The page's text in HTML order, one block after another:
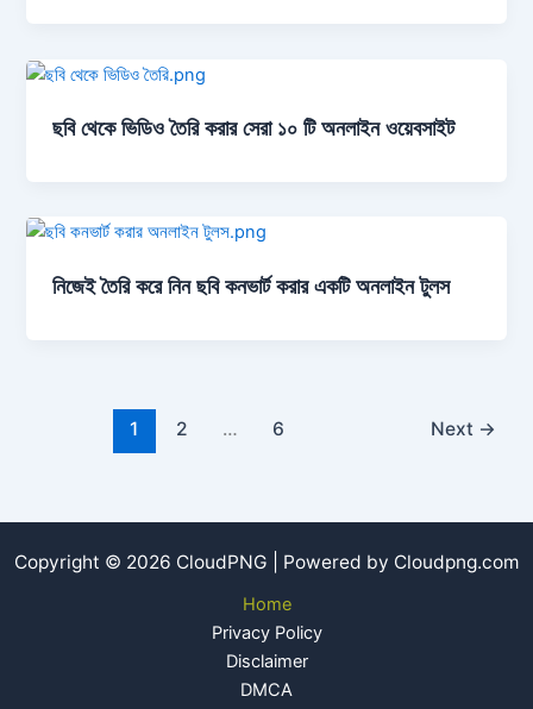
ছবি থেকে ভিডিও তৈরি করার সেরা ১০ টি অনলাইন ওয়েবসাইট
নিজেই তৈরি করে নিন ছবি কনভার্ট করার একটি অনলাইন টুলস
1 2 … 6 Next →
Copyright © 2026 CloudPNG | Powered by Cloudpng.com
Home
Privacy Policy
Disclaimer
DMCA